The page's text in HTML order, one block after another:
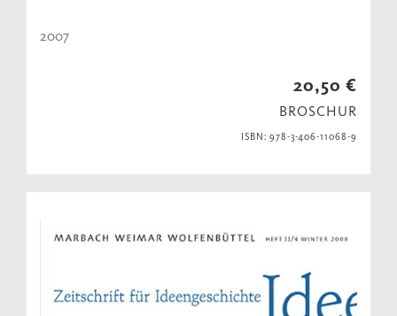
2007
20,50 €
BROSCHUR
ISBN: 978-3-406-11068-9